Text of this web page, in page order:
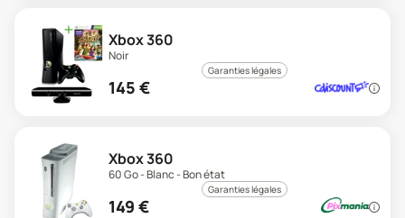
Xbox 360
Noir
Garanties légales
145 €
Xbox 360
60 Go - Blanc - Bon état
Garanties légales
149 €